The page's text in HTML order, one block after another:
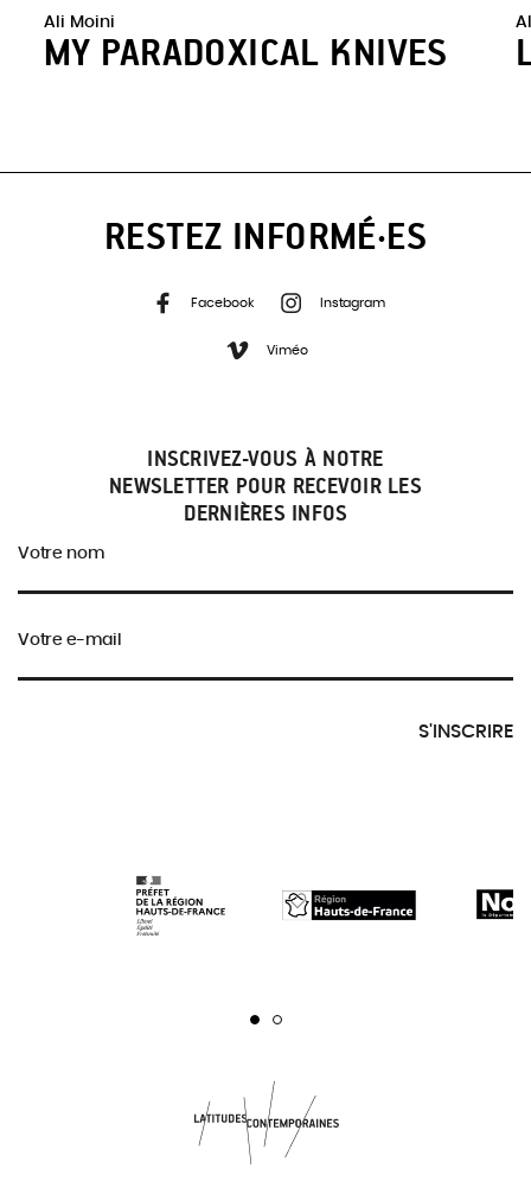
Ali Moini
MY PARADOXICAL KNIVES
RESTEZ INFORMÉ·ES
Facebook Instagram
Viméo
INSCRIVEZ-VOUS À NOTRE
NEWSLETTER POUR RECEVOIR LES
DERNIÈRES INFOS
Votre nom
Votre e-mail
S'INSCRIRE
Page 1 Page 2